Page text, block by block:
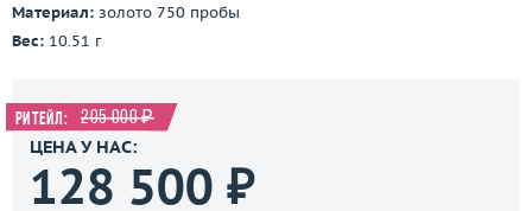
Материал: золото 750 пробы
Вес: 10.51 г
Ритейл: 205 000 ₽
ЦЕНА У НАС:
128 500 ₽